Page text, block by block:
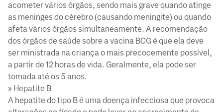
acometer vários órgãos, sendo mais grave quando atinge
as meninges do cérebro (causando meningite) ou quando
afeta vários órgãos simultaneamente. A recomendação
dos órgãos de saúde sobre a vacina BCG é que ela deve
ser ministrada na criança o mais precocemente possível,
a partir de 12 horas de vida. Geralmente, ela pode ser
tomada até os 5 anos.
» Hepatite B
A hepatite do tipo B é uma doença infecciosa que provoca